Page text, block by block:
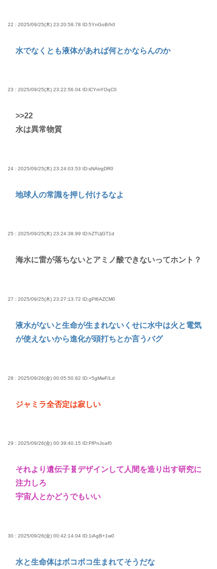
22 : 2025/09/25(木) 23:20:58.78 ID:5YnGoB/h0
水でなくとも液体があれば何とかならんのか
23 : 2025/09/25(木) 23:22:56.04 ID:lCYmYOqC0
>>22
水は異常物質
24 : 2025/09/25(木) 23:24:03.53 ID:sNAtrgDR0
地球人の常識を押し付けるなよ
25 : 2025/09/25(木) 23:24:38.99 ID:hZTUjGT1d
海水に雷が落ちないとアミノ酸できないってホント？
27 : 2025/09/25(木) 23:27:13.72 ID:gPl6AZCM0
液水がないと生命が生まれないくせに水中は火と電気
が使えないから進化が頭打ちとか言うバグ
28 : 2025/09/26(金) 00:05:50.82 ID:+5gMwF/Ld
ジャミラ全否定は寂しい
29 : 2025/09/26(金) 00:39:40.15 ID:FfPnJoaf0
それより遺伝子🧬デザインして人間を造り出す研究に
注力しろ
宇宙人とかどうでもいい
30 : 2025/09/26(金) 00:42:14.04 ID:1iAgB+1w0
水と生命体はボコボコ生まれてそうだな